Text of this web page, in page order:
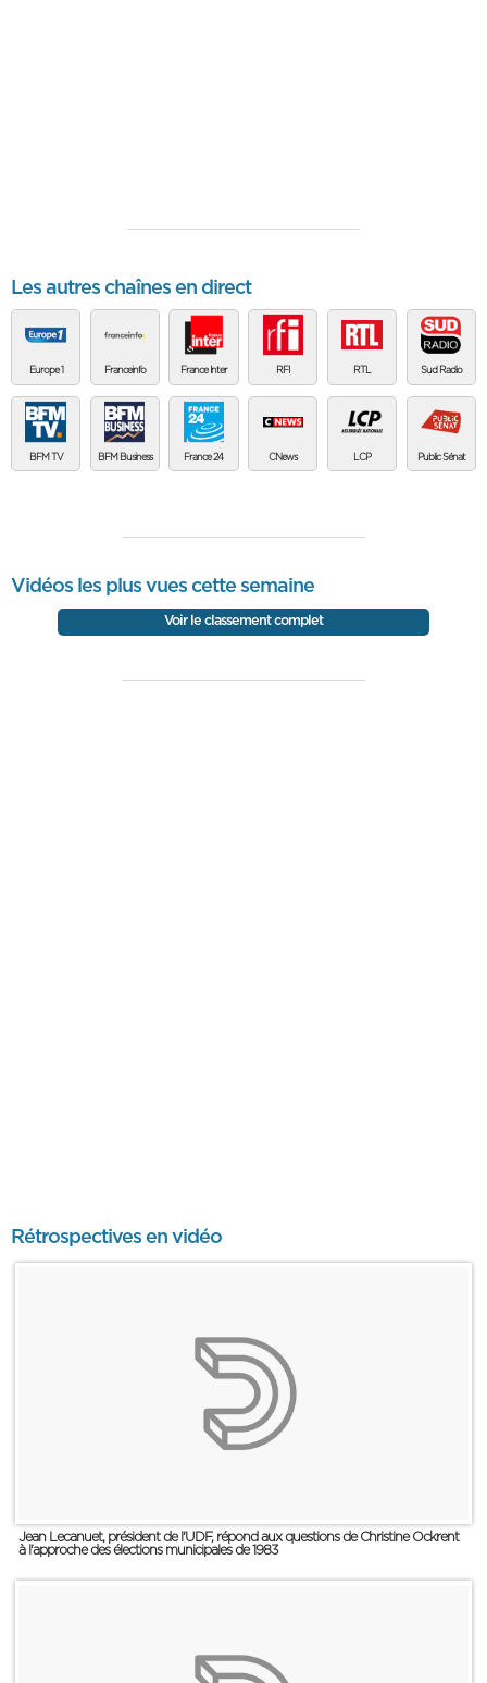
Les autres chaînes en direct
Europe 1 Franceinfo France Inter RFI RTL Sud Radio
BFM TV BFM Business France 24 CNews LCP Public Sénat
Vidéos les plus vues cette semaine
Voir le classement complet
Rétrospectives en vidéo
Jean Lecanuet, président de l'UDF, répond aux questions de Christine Ockrent
à l'approche des élections municipales de 1983